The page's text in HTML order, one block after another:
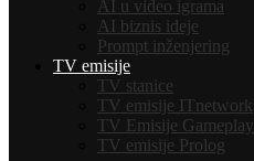
AI u video igrama
AI biznis ideje
Prompt inženjering
TV emisije
TV stanice
TV emisije ITnetwork
TV Emisije Gameplay
TV emisije Prolog